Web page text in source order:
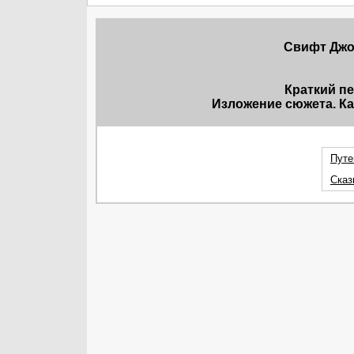
Свифт
Краткий
Изложение сюжета.